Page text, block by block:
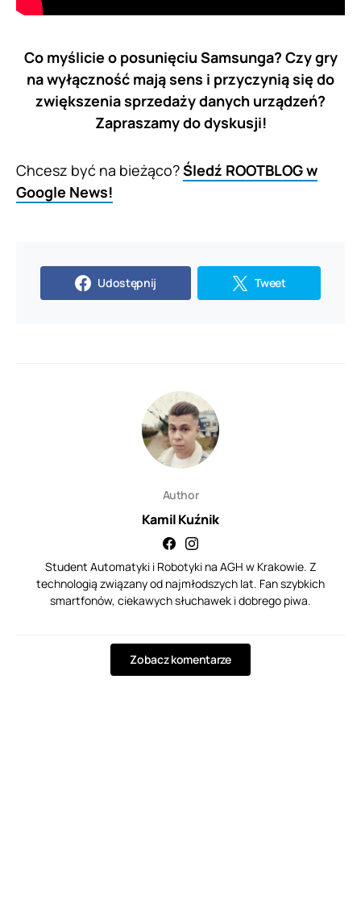
Co myślicie o posunięciu Samsunga? Czy gry
na wyłączność mają sens i przyczynią się do
zwiększenia sprzedaży danych urządzeń?
Zapraszamy do dyskusji!
Chcesz być na bieżąco?Śledź ROOTBLOG w
Google News!
Udostępnij Tweet
Author
Kamil Kuźnik
Student Automatyki i Robotyki na AGH w Krakowie. Z
technologią związany od najmłodszych lat. Fan szybkich
smartfonów, ciekawych słuchawek i dobrego piwa.
Zobacz komentarze